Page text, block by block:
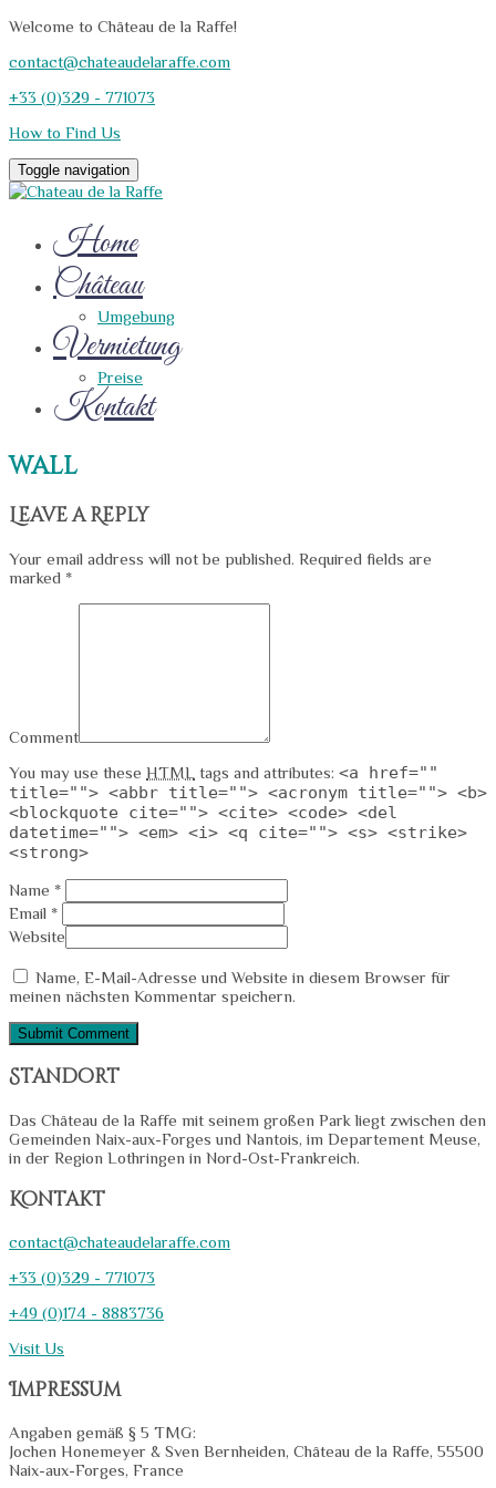
Welcome to Château de la Raffe!
contact@chateaudelaraffe.com
+33 (0)329 - 771073
How to Find Us
Toggle navigation
Home
Château
Umgebung
Vermietung
Preise
Kontakt
wall
Leave a Reply
Your email address will not be published. Required fields are
marked *
Comment
You may use these HTML tags and attributes: <a href=""
title=""> <abbr title=""> <acronym title=""> <b>
<blockquote cite=""> <cite> <code> <del
datetime=""> <em> <i> <q cite=""> <s> <strike>
<strong>
Name *
Email *
Website
Name, E-Mail-Adresse und Website in diesem Browser für
meinen nächsten Kommentar speichern.
Standort
Das Château de la Raffe mit seinem großen Park liegt zwischen den
Gemeinden Naix-aux-Forges und Nantois, im Departement Meuse,
in der Region Lothringen in Nord-Ost-Frankreich.
Kontakt
contact@chateaudelaraffe.com
+33 (0)329 - 771073
+49 (0)174 - 8883736
Visit Us
Impressum
Angaben gemäß § 5 TMG:
Jochen Honemeyer & Sven Bernheiden, Château de la Raffe, 55500
Naix-aux-Forges, France